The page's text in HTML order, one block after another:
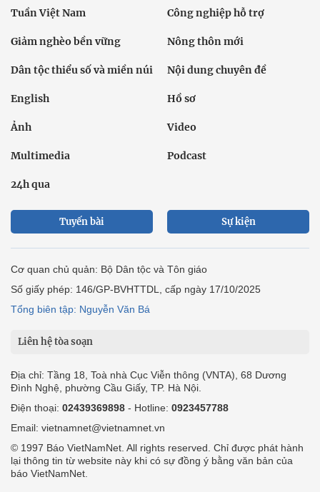
Tuần Việt Nam Công nghiệp hỗ trợ
Giảm nghèo bền vững Nông thôn mới
Dân tộc thiểu số và miền núi Nội dung chuyên đề
English Hồ sơ
Ảnh Video
Multimedia Podcast
24h qua
Tuyến bài Sự kiện
Cơ quan chủ quản: Bộ Dân tộc và Tôn giáo
Số giấy phép: 146/GP-BVHTTDL, cấp ngày 17/10/2025
Tổng biên tập: Nguyễn Văn Bá
Liên hệ tòa soạn
Địa chỉ: Tầng 18, Toà nhà Cục Viễn thông (VNTA), 68 Dương
Đình Nghệ, phường Cầu Giấy, TP. Hà Nội.
Điện thoại: 02439369898 - Hotline: 0923457788
Email: vietnamnet@vietnamnet.vn
© 1997 Báo VietNamNet. All rights reserved. Chỉ được phát hành
lại thông tin từ website này khi có sự đồng ý bằng văn bản của
báo VietNamNet.